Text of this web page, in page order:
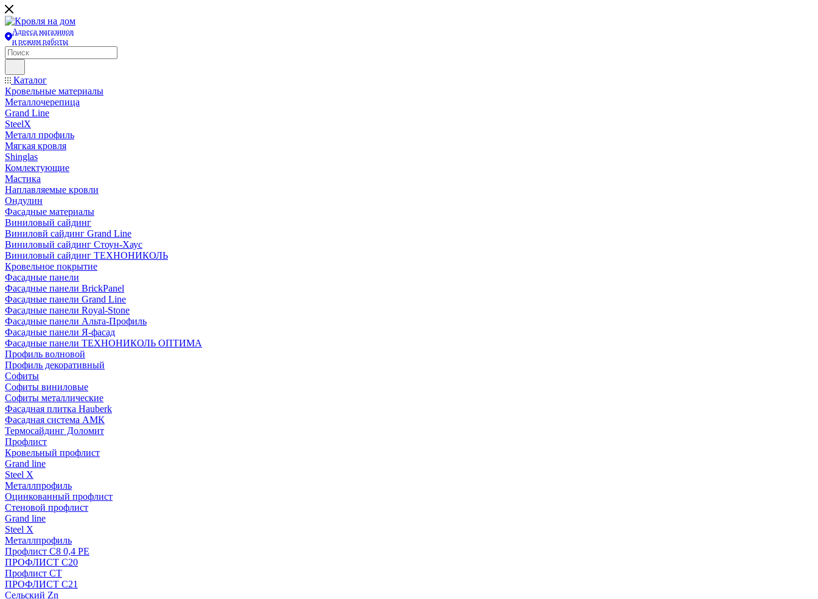
Адреса магазинов
и режим работы
Каталог
Кровельные материалы
Металлочерепица
Grand Line
SteelX
Металл профиль
Мягкая кровля
Shinglas
Комлектующие
Мастика
Наплавляемые кровли
Ондулин
Фасадные материалы
Виниловый сайдинг
Виниловй сайдинг Grand Line
Виниловый сайдинг Стоун-Хаус
Виниловый сайдинг ТЕХНОНИКОЛЬ
Кровельное покрытие
Фасадные панели
Фасадные панели BrickPanel
Фасадные панели Grand Line
Фасадные панели Royal-Stone
Фасадные панели Альта-Профиль
Фасадные панели Я-фасад
Фасадные панели ТЕХНОНИКОЛЬ ОПТИМА
Профиль волновой
Профиль декоративный
Софиты
Софиты виниловые
Софиты металлические
Фасадная плитка Hauberk
Фасадная система АМК
Термосайдинг Доломит
Профлист
Кровельный профлист
Grand line
Steel X
Металлпрофиль
Оцинкованный профлист
Стеновой профлист
Grand line
Steel X
Металлпрофиль
Профлист С8 0,4 РЕ
ПРОФЛИСТ С20
Профлист СТ
ПРОФЛИСТ С21
Сельский Zn